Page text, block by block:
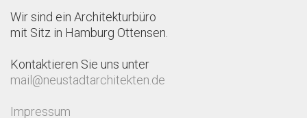
Wir sind ein Architekturbüro
mit Sitz in Hamburg Ottensen.
Kontaktieren Sie uns unter
mail@neustadtarchitekten.de
Impressum